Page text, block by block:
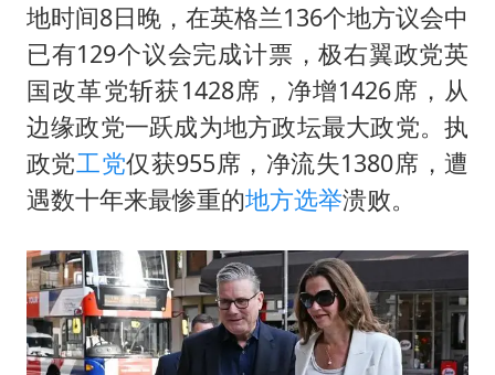
台风白海豚最新路径研判来了
OpenAI为免费用户升级GPT-5.6 Luna
船舶避风项目停工 多地全力防台风
我国编制完成新版全月地质图
奋进开新局 实干挑大梁
地时间8日晚，在英格兰136个地方议会中
已有129个议会完成计票，极右翼政党英
国改革党斩获1428席，净增1426席，从
边缘政党一跃成为地方政坛最大政党。执
政党工党仅获955席，净流失1380席，遭
遇数十年来最惨重的地方选举溃败。